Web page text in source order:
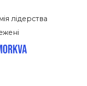
лідерства